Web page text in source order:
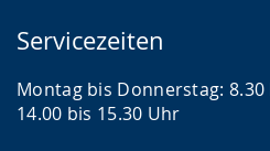
Servicezeiten
Montag bis Donnerstag: 8.30
14.00 bis 15.30 Uhr